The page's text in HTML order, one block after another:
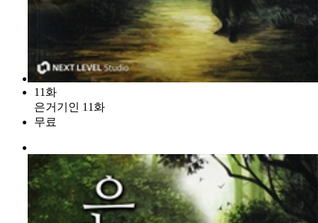
11화
은거기인 11화
무료